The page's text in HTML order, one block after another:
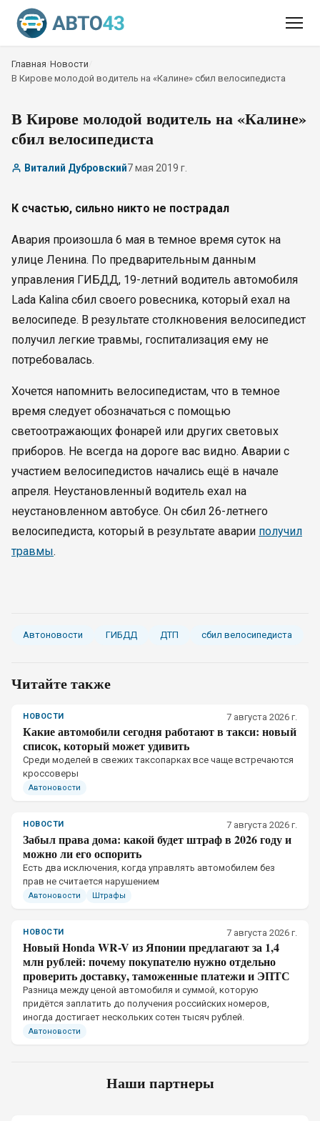
Главная Новости
В Кирове молодой водитель на «Калине» сбил велосипедиста
В Кирове молодой водитель на «Калине»
сбил велосипедиста
Виталий Дубровский7 мая 2019 г.
К счастью, сильно никто не пострадал
Авария произошла 6 мая в темное время суток на
улице Ленина. По предварительным данным
управления ГИБДД, 19-летний водитель автомобиля
Lada Kalina сбил своего ровесника, который ехал на
велосипеде. В результате столкновения велосипедист
получил легкие травмы, госпитализация ему не
потребовалась.
Хочется напомнить велосипедистам, что в темное
время следует обозначаться с помощью
светоотражающих фонарей или других световых
приборов. Не всегда на дороге вас видно. Аварии с
участием велосипедистов начались ещё в начале
апреля. Неустановленный водитель ехал на
неустановленном автобусе. Он сбил 26-летнего
велосипедиста, который в результате аварии получил
травмы.
Автоновости ГИБДД ДТП сбил велосипедиста
Читайте также
НОВОСТИ 7 августа 2026 г.
Какие автомобили сегодня работают в такси: новый
список, который может удивить
Среди моделей в свежих таксопарках все чаще встречаются
кроссоверы
Автоновости
НОВОСТИ 7 августа 2026 г.
Забыл права дома: какой будет штраф в 2026 году и
можно ли его оспорить
Есть два исключения, когда управлять автомобилем без
прав не считается нарушением
Автоновости Штрафы
НОВОСТИ 7 августа 2026 г.
Новый Honda WR-V из Японии предлагают за 1,4
млн рублей: почему покупателю нужно отдельно
проверить доставку, таможенные платежи и ЭПТС
Разница между ценой автомобиля и суммой, которую
придётся заплатить до получения российских номеров,
иногда достигает нескольких сотен тысяч рублей.
Автоновости
Наши партнеры